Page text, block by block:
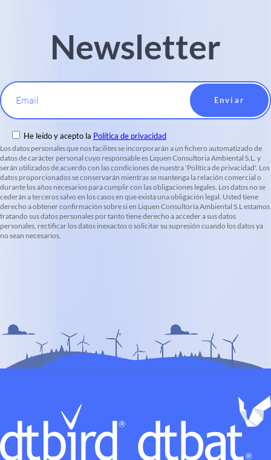
Newsletter
Email
He leído y acepto la Política de privacidad
Los datos personales que nos facilites se incorporarán a un fichero automatizado de
datos de carácter personal cuyo responsable es Liquen Consultoria Ambiental S.L. y
serán utilizados de acuerdo con las condiciones de nuestra 'Política de privacidad'. Los
datos proporcionados se conservarán mientras se mantenga la relación comercial o
durante los años necesarios para cumplir con las obligaciones legales. Los datos no se
cederán a terceros salvo en los casos en que exista una obligación legal. Usted tiene
derecho a obtener confirmación sobre si en Liquen Consultoria Ambiental S.L estamos
tratando sus datos personales por tanto tiene derecho a acceder a sus datos
personales, rectificar los datos inexactos o solicitar su supresión cuando los datos ya
no sean necesarios.